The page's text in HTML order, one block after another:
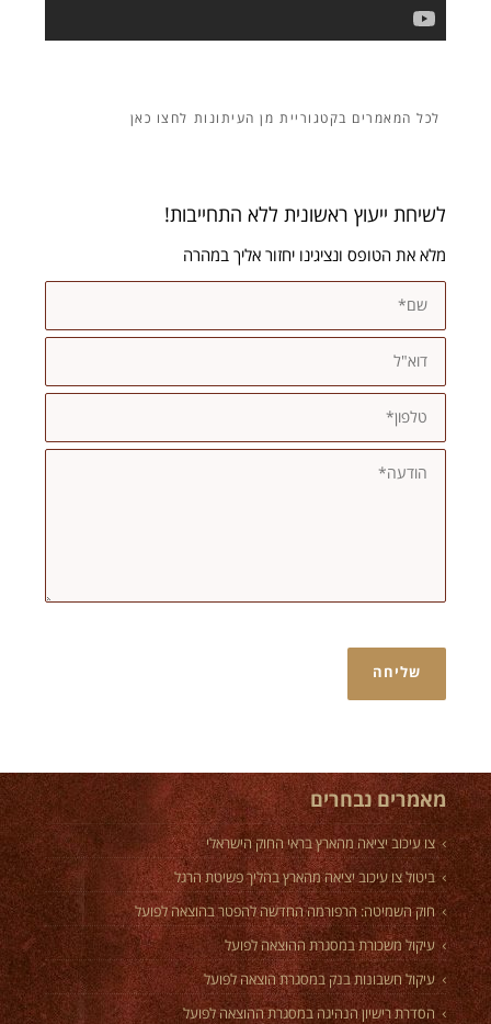
מן העיתונות
לשיחת ייעוץ ראשונית ללא התחייבות!
מלא את הטופס ונציגינו יחזור אליך במהרה
מאמרים נבחרים
צו עיכוב יציאה מהארץ בראי החוק הישראלי
ביטול צו עיכוב יציאה מהארץ בהליך פשיטת הרגל
חוק השמיטה: הרפורמה החדשה להפטר בהוצאה לפועל
עיקול משכורת במסגרת ההוצאה לפועל
עיקול חשבונות בנק במסגרת הוצאה לפועל
הסדרת רישיון הנהיגה במסגרת ההוצאה לפועל